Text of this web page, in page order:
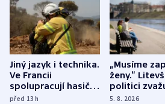
Jiný jazyk i technika.
Ve Francii
spolupracují hasiči z
různých zemí
před 13h
„Musíme
ženy.“
politici
dohodu o
5. 8. 2026